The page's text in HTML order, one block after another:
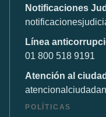
Notificaciones
Línea
01 800 518 9191
Atención al
POLÍTICAS